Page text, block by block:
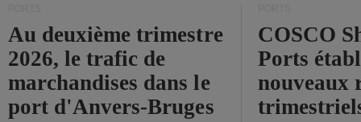
Au deuxième trimestre
2026, le trafic de
marchandises dans le
port d'Anvers-Bruges
COSCO
Ports
nouveaux